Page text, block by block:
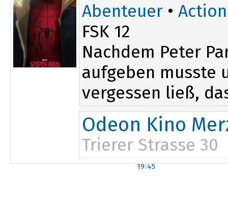
Abenteuer • Action
FSK 12
Nachdem Peter
aufgeben musste
vergessen ließ,
Odeon Kino
Trierer Strasse 30
19:45